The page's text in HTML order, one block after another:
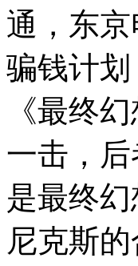
通，东
骗钱计
《最终
一击，
是最终
尼克斯